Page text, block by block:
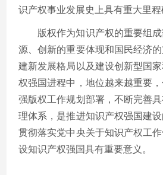
识产权事业发展史上具有重大里程
版权作为知识产权的重要组成
源、创新的重要体现和国民经济
建新发展格局以及建设创新型国
权强国进程中，地位越来越重要
强版权工作规划部署，不断完善
理体系，是推进知识产权强国建
贯彻落实党中央关于知识产权工
设知识产权强国具有重要意义。